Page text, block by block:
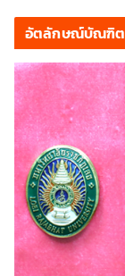
อัตลักษณ์บัณฑิต